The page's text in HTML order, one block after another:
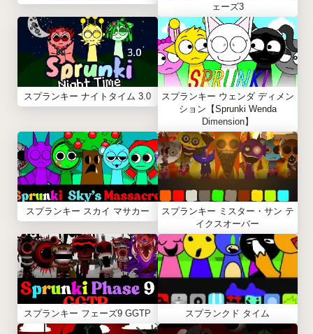
ェーズ3
スプランキー ナイトタイム 3.0
スプランキー ウェンダ ディメン
ション【Sprunki Wenda
Dimension】
スプランキー スカイ マサカー
スプランキー ミスター・サン テ
イクスオーバー
スプランキー フェーズ9 GGTP スプランクド タイム